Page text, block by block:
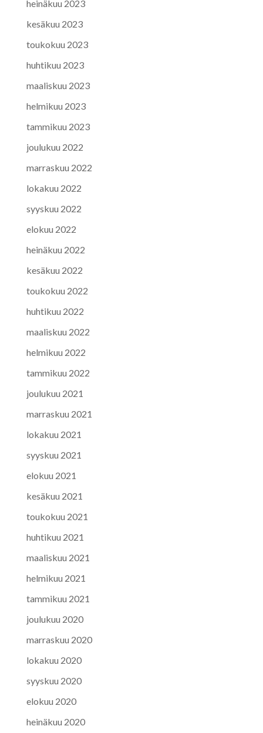
heinäkuu 2023
kesäkuu 2023
toukokuu 2023
huhtikuu 2023
maaliskuu 2023
helmikuu 2023
tammikuu 2023
joulukuu 2022
marraskuu 2022
lokakuu 2022
syyskuu 2022
elokuu 2022
heinäkuu 2022
kesäkuu 2022
toukokuu 2022
huhtikuu 2022
maaliskuu 2022
helmikuu 2022
tammikuu 2022
joulukuu 2021
marraskuu 2021
lokakuu 2021
syyskuu 2021
elokuu 2021
kesäkuu 2021
toukokuu 2021
huhtikuu 2021
maaliskuu 2021
helmikuu 2021
tammikuu 2021
joulukuu 2020
marraskuu 2020
lokakuu 2020
syyskuu 2020
elokuu 2020
heinäkuu 2020